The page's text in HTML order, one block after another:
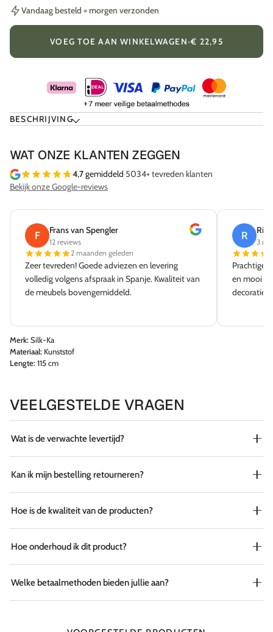
Vandaag besteld = morgen verzonden
VOEG TOE AAN WINKELWAGEN•€ 22,95
BESCHRIJVING
WAT ONZE KLANTEN ZEGGEN
4,7gemiddeld·5034+ tevreden klanten
Bekijk onze Google-reviews
F Frans van Spengler
12 reviews
2 maanden geleden
Zeer tevreden! Goede adviezen en levering
volledig volgens afspraak in Spanje. Kwaliteit van
de meubels bovengemiddeld.
R
3
Prachtige
en mooi
decoratie
Merk:Silk-Ka
Materiaal: Kunststof
Lengte:115 cm
VEELGESTELDE VRAGEN
Wat is de verwachte levertijd?
Kan ik mijn bestelling retourneren?
Hoe is de kwaliteit van de producten?
Hoe onderhoud ik dit product?
Welke betaalmethoden bieden jullie aan?